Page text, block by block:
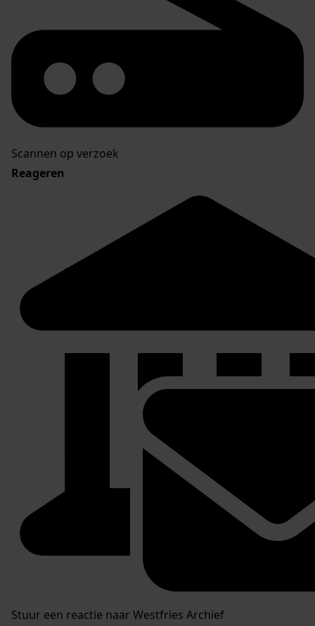
Scannen op verzoek
Reageren
Stuur een reactie naar Westfries Archief